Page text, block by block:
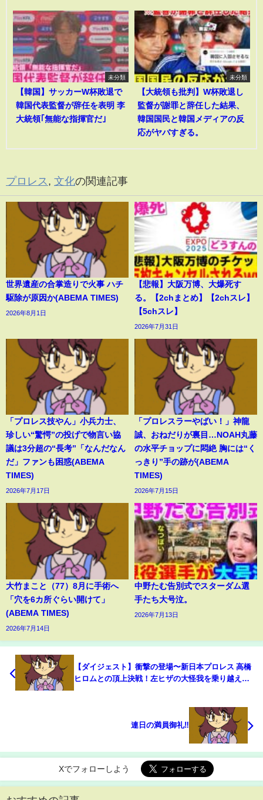
未分類
【韓国】サッカーW杯敗退で
韓国代表監督が辞任を表明 李
大統領｢無能な指揮官だ｣
未分類
【大統領も批判】W杯敗退し
監督が謝罪と辞任した結果、
韓国国民と韓国メディアの反
応がヤバすぎる。
プロレス , 文化の関連記事
世界遺産の合掌造りで火事 ハチ
駆除が原因か(ABEMA TIMES)
2026年8月1日
【悲報】大阪万博、大爆死す
る。【2chまとめ】【2chスレ】
【5chスレ】
2026年7月31日
「プロレス技やん」小兵力士、
珍しい“驚愕”の投げで物言い協
議は3分超の“長考”「なんだなん
だ」ファンも困惑(ABEMA
TIMES)
2026年7月17日
「プロレスラーやばい！」神龍
誠、おねだりが裏目…NOAH丸藤
の水平チョップに悶絶 胸には“く
っきり”手の跡が(ABEMA
TIMES)
2026年7月15日
大竹まこと（77）8月に手術へ
「穴を6カ所ぐらい開けて」
(ABEMA TIMES)
2026年7月14日
中野たむ告別式でスターダム選
手たち大号泣。
2026年7月13日
【ダイジェスト】衝撃の登場〜新日本プロレス 高橋
ヒロムとの頂上決戦！左ヒザの大怪我を乗り越え大
連日の満員御礼‼️
Xでフォローしよう